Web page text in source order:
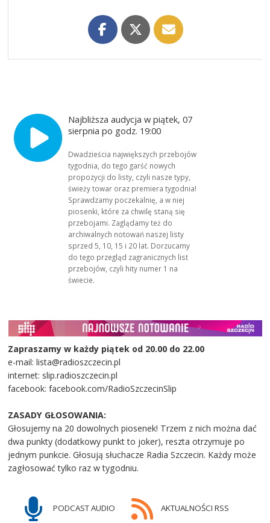
Najbliższa audycja w piątek, 07
sierpnia po godz. 19:00
Dwadzieścia największych przebojów
tygodnia, do tego garść nowych
propozycji do listy, czyli nasze typy,
świeży towar oraz premiera tygodnia!
Sprawdzamy poczekalnię, a w niej
piosenki, które za chwilę staną się
przebojami. Zaglądamy też do
archiwalnych notowań naszej listy
sprzed 5, 10, 15 i 20 lat. Dorzucamy
do tego przegląd zagranicznych list
przebojów, czyli hity numer 1 na
świecie.
Zapraszamy w każdy piątek od 20.00 do 22.00
e-mail: lista@radioszczecin.pl
internet: slip.radioszczecin.pl
facebook: facebook.com/RadioSzczecinSlip
ZASADY GŁOSOWANIA:
Głosujemy na 20 dowolnych piosenek! Trzem z nich można dać
dwa punkty (dodatkowy punkt to joker), reszta otrzymuje po
jednym punkcie. Głosują słuchacze Radia Szczecin. Każdy może
zagłosować tylko raz w tygodniu.
PODCAST AUDIO AKTUALNOŚCI RSS